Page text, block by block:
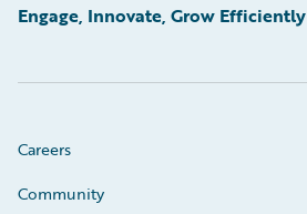
Engage, Innovate, Grow Efficiently
Careers
Community